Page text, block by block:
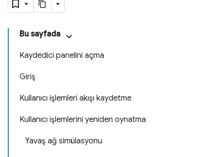
Bu sayfada
Kaydedici panelini açma
Giriş
Kullanıcı işlemleri akışı kaydetme
Kullanıcı işlemlerini yeniden oynatma
Yavaş ağ simülasyonu